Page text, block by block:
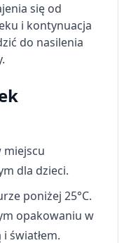
się od
i kontynuacja
do nasilenia
miejscu
dla dzieci.
poniżej 25°C.
opakowaniu w
światłem.